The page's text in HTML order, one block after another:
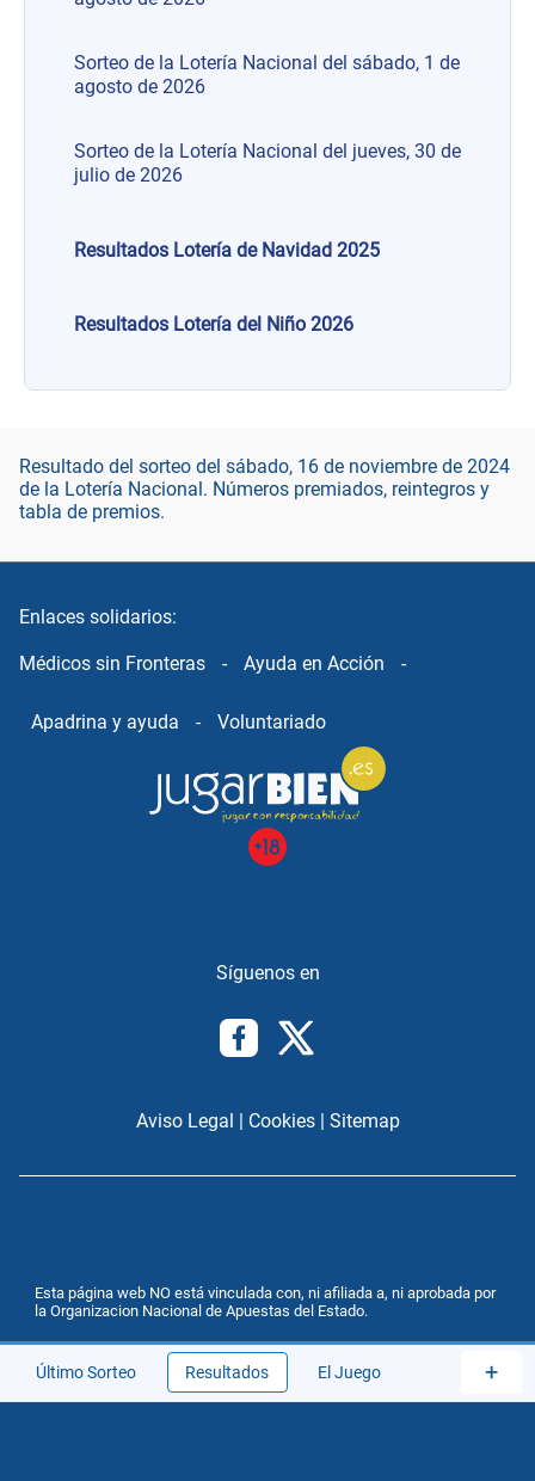
Último Sorteo Resultados El Juego +
Resultado del sorteo del sábado, 16 de noviembre de 2024
de la Lotería Nacional. Números premiados, reintegros y
tabla de premios.
Sorteo de la Lotería Nacional del sábado, 1 de
agosto de 2026
Sorteo de la Lotería Nacional del jueves, 30 de
julio de 2026
Resultados Lotería de Navidad 2025
Resultados Lotería del Niño 2026
Enlaces solidarios:
Médicos sin Fronteras - Ayuda en Acción -
Apadrina y ayuda - Voluntariado
Aviso Legal | Cookies| Sitemap
Esta página web NO está vinculada con, ni afiliada a, ni aprobada por
la Organizacion Nacional de Apuestas del Estado.